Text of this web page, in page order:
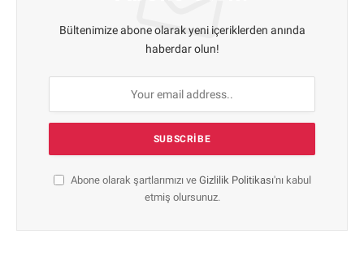
Bültenimize abone olarak yeni içeriklerden anında
haberdar olun!
Abone olarak şartlarımızı ve Gizlilik Politikası'nı kabul
etmiş olursunuz.